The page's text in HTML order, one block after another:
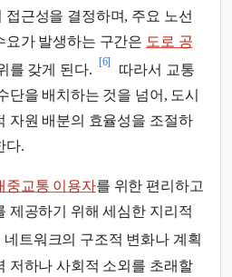
근성을 결정하며, 주요 노선
요가 발생하는 구간은 도로 공
를 갖게 된다.
[6]
따라서 교통
단을 배치하는 것을 넘어, 도시
자원 배분의 효율성을 조절하
다.
중교통 이용자를 위한 편리하고
제공하기 위해 세심한 지리적
네트워크의 구조적 변화나 계획
저하나 사회적 소외를 초래할